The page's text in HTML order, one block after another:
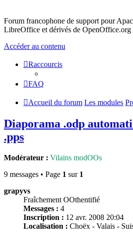
Forum francophone de support pour
LibreOffice et dérivés de OpenOffice.org
Accéder au contenu
Raccourcis
FAQ
Accueil du forum Les modules
Diaporama .odp
.pps
Modérateur : Vilains modOOs
9 messages • Page 1 sur 1
grapyvs
Fraîchement OOthentifié
Messages : 4
Inscription : 12 avr. 2008 20:04
Localisation : Choëx - Valais -